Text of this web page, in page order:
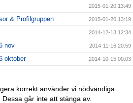
2015-01-20 13:49
& Profilgruppen 2015-01-20 13:19
2014-12-13 12:34
nov 2014-11-16 20:59
oktober 2014-10-15 00:03
2014-09-11 13:09
av Poolkampen. 2014-09-11 13:08
korrekt använder vi nödvändiga
går inte att stänga av.